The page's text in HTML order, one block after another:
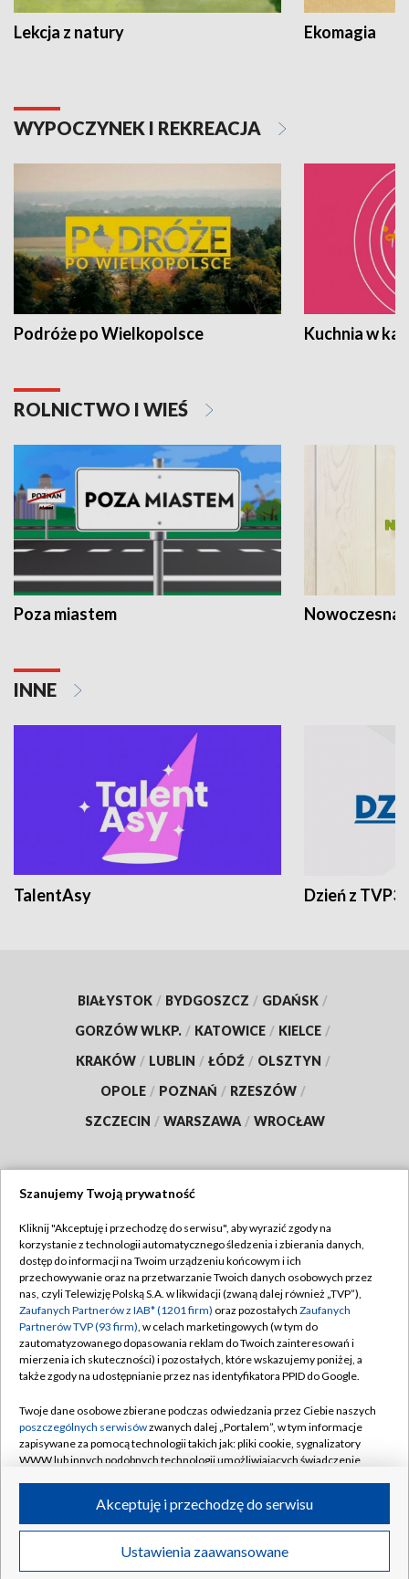
Lekcja z natury Ekomagia
WYPOCZYNEK I REKREACJA
Podróże po Wielkopolsce Kuchnia w
ROLNICTWO I WIEŚ
Poza miastem Nowoczesna
INNE
TalentAsy Dzień z TVP3
BIAŁYSTOK / BYDGOSZCZ / GDAŃSK /
GORZÓW WLKP. / KATOWICE / KIELCE /
KRAKÓW / LUBLIN / ŁÓDŹ / OLSZTYN /
OPOLE / POZNAŃ / RZESZÓW /
SZCZECIN / WARSZAWA / WROCŁAW
TVP
Abonament TVP
Emisja w TVP
Centrum informacji TVP
Naziemna Telewizja Cyfrowa
Rada Programowa
System NOS
Informacje o nadawcy
Program dla prasy
Ogłoszenie przetargowe
Regulamin TVP
Polityka prywatności
Moje zgody
Pomoc
Kontakt
Kanały
©2026 Telewizja Polska S.A. w likwidacji
Szanujemy Twoją prywatność
Kliknij "Akceptuję i przechodzę do serwisu", aby wyrazić zgody na
korzystanie z technologii automatycznego śledzenia i zbierania danych,
dostęp do informacji na Twoim urządzeniu końcowym i ich
przechowywanie oraz na przetwarzanie Twoich danych osobowych przez
nas, czyli Telewizję Polską S.A. w likwidacji (zwaną dalej również „TVP”),
Zaufanych Partnerów z IAB* (1201 firm) oraz pozostałych Zaufanych
Partnerów TVP (93 firm), w celach marketingowych (w tym do
zautomatyzowanego dopasowania reklam do Twoich zainteresowań i
mierzenia ich skuteczności) i pozostałych, które wskazujemy poniżej, a
także zgody na udostępnianie przez nas identyfikatora PPID do Google.
Twoje dane osobowe zbierane podczas odwiedzania przez Ciebie naszych
poszczególnych serwisówzwanych dalej „Portalem”, w tym informacje
zapisywane za pomocą technologii takich jak: pliki cookie, sygnalizatory
WWW lub innych podobnych technologii umożliwiających świadczenie
ruchu w Internecie.
Twoje dane osobowe zbierane podczas odwiedzania przez Ciebie
poszczególnych serwisówna Portalu, takie jak adresy IP, identyfikatory
Ustawienia zaawansowane
Akceptuję i przechodzę do serwisu